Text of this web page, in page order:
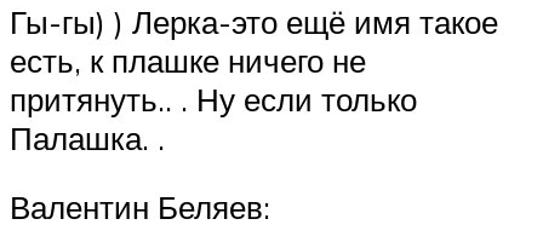
Гы-гы) ) Лерка-это ещё имя такое
есть, к плашке ничего не
притянуть.. . Ну если только
Палашка. .
Валентин Беляев: